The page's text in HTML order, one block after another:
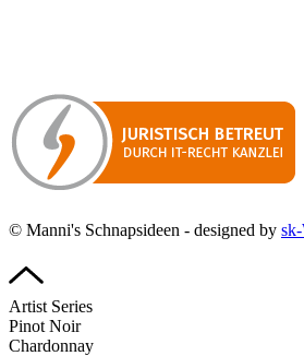
© Manni's Schnapsideen - designed by
Artist Series
Pinot Noir
Chardonnay